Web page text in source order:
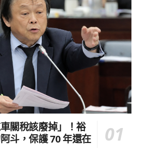
關稅該廢掉」！裕
斗，保護 70 年還在